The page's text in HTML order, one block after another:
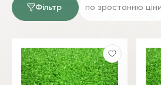
Фільтр по зростанню ціни